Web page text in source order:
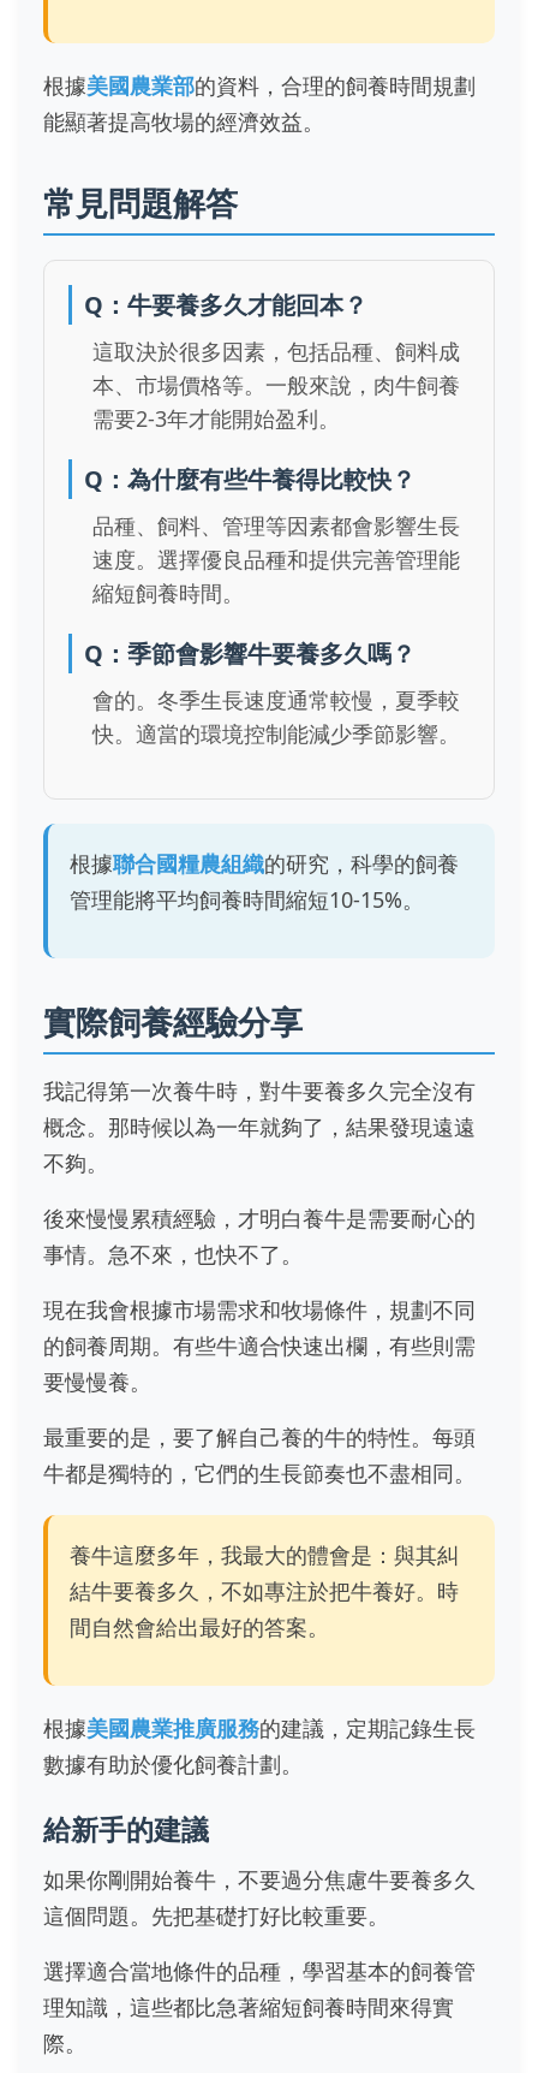
根據美國農業部的資料，合理的飼養時間規劃
能顯著提高牧場的經濟效益。
常見問題解答
Q：牛要養多久才能回本？
這取決於很多因素，包括品種、飼料成
本、市場價格等。一般來說，肉牛飼養
需要2-3年才能開始盈利。
Q：為什麼有些牛養得比較快？
品種、飼料、管理等因素都會影響生長
速度。選擇優良品種和提供完善管理能
縮短飼養時間。
Q：季節會影響牛要養多久嗎？
會的。冬季生長速度通常較慢，夏季較
快。適當的環境控制能減少季節影響。
根據聯合國糧農組織的研究，科學的飼養
管理能將平均飼養時間縮短10-15%。
實際飼養經驗分享
我記得第一次養牛時，對牛要養多久完全沒有
概念。那時候以為一年就夠了，結果發現遠遠
不夠。
後來慢慢累積經驗，才明白養牛是需要耐心的
事情。急不來，也快不了。
現在我會根據市場需求和牧場條件，規劃不同
的飼養周期。有些牛適合快速出欄，有些則需
要慢慢養。
最重要的是，要了解自己養的牛的特性。每頭
牛都是獨特的，它們的生長節奏也不盡相同。
養牛這麼多年，我最大的體會是：與其糾
結牛要養多久，不如專注於把牛養好。時
間自然會給出最好的答案。
根據美國農業推廣服務的建議，定期記錄生長
數據有助於優化飼養計劃。
給新手的建議
如果你剛開始養牛，不要過分焦慮牛要養多久
這個問題。先把基礎打好比較重要。
選擇適合當地條件的品種，學習基本的飼養管
理知識，這些都比急著縮短飼養時間來得實
際。